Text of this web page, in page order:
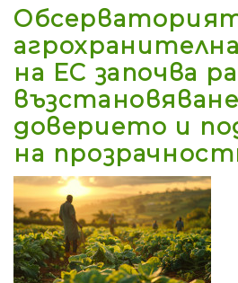
на ЕС започва
доверието и
на